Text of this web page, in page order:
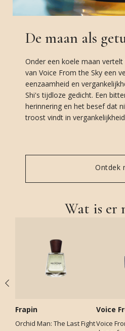
De maan als
Onder een koele maan
van Voice From the Sky een
eenzaamheid en
Shi's tijdloze gedicht. Een
herinnering en het besef dat
troost vindt in
Ontdek
Wat is er
Frapin
Orchid Man: The Last Fight
Voice
Voice